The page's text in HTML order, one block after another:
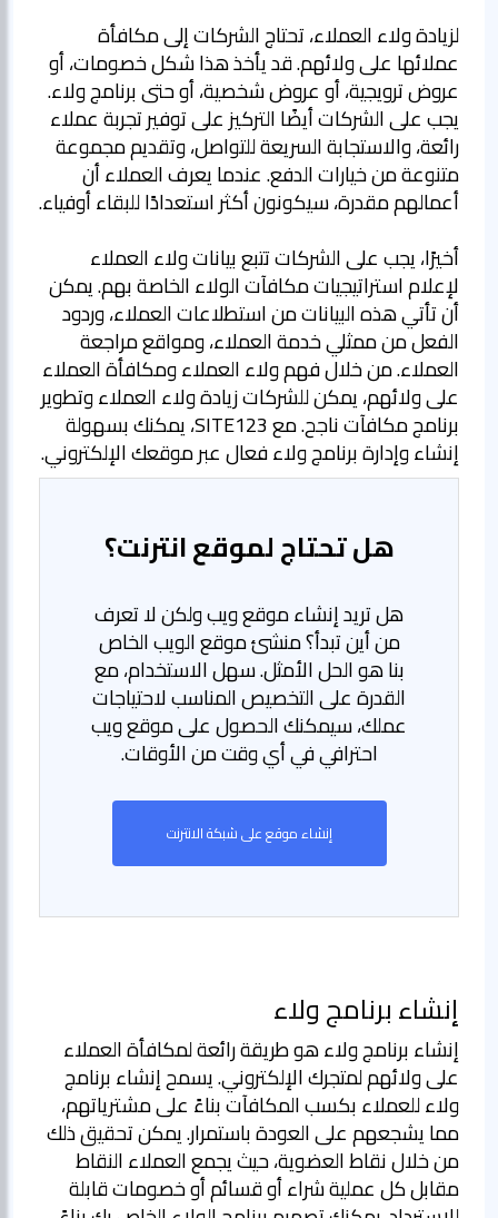
لزيادة ولاء العملاء، تحتاج الشركات إلى مكافأة
عملائها على ولائهم. قد يأخذ هذا شكل خصومات، أو
عروض ترويجية، أو عروض شخصية، أو حتى برنامج ولاء.
يجب على الشركات أيضًا التركيز على توفير تجربة عملاء
رائعة، والاستجابة السريعة للتواصل، وتقديم مجموعة
متنوعة من خيارات الدفع. عندما يعرف العملاء أن
أعمالهم مقدرة، سيكونون أكثر استعدادًا للبقاء أوفياء.
أخيرًا، يجب على الشركات تتبع بيانات ولاء العملاء
لإعلام استراتيجيات مكافآت الولاء الخاصة بهم. يمكن
أن تأتي هذه البيانات من استطلاعات العملاء، وردود
الفعل من ممثلي خدمة العملاء، ومواقع مراجعة
العملاء. من خلال فهم ولاء العملاء ومكافأة العملاء
على ولائهم، يمكن للشركات زيادة ولاء العملاء وتطوير
برنامج مكافآت ناجح. مع SITE123، يمكنك بسهولة
إنشاء وإدارة برنامج ولاء فعال عبر موقعك الإلكتروني.
هل تحتاج لموقع انترنت؟
هل تريد إنشاء موقع ويب ولكن لا تعرف
من أين تبدأ؟ منشئ موقع الويب الخاص
بنا هو الحل الأمثل. سهل الاستخدام، مع
القدرة على التخصيص المناسب لاحتياجات
عملك، سيمكنك الحصول على موقع ويب
احترافي في أي وقت من الأوقات.
إنشاء موقع على شبكة الانترنت
إنشاء برنامج ولاء
إنشاء برنامج ولاء هو طريقة رائعة لمكافأة العملاء
على ولائهم لمتجرك الإلكتروني. يسمح إنشاء برنامج
ولاء للعملاء بكسب المكافآت بناءً على مشترياتهم،
مما يشجعهم على العودة باستمرار. يمكن تحقيق ذلك
من خلال نقاط العضوية، حيث يجمع العملاء النقاط
مقابل كل عملية شراء أو قسائم أو خصومات قابلة